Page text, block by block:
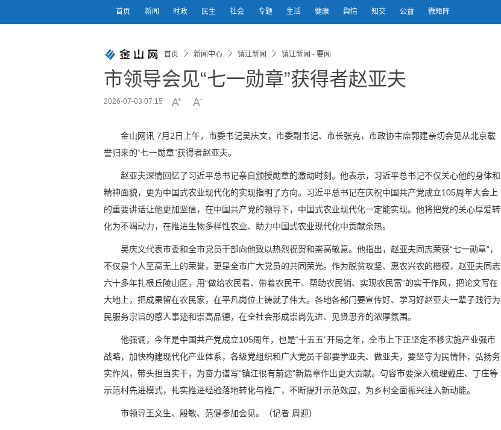
首页 新闻 时政 民生 社会 专题 生活 健康 舆情 知交 公益 微矩阵
首页 新闻中心 镇江新闻 镇江新闻 - 要闻
市领导会见“七一勋章”获得者赵亚夫
2026-07-03 07:15
金山网讯 7月2日上午，市委书记吴庆文，市委副书记、市长张克，市政协主席郭建亲切会见从北京载
誉归来的“七一勋章”获得者赵亚夫。
赵亚夫深情回忆了习近平总书记亲自颁授勋章的激动时刻。他表示，习近平总书记不仅关心他的身体和
精神面貌，更为中国式农业现代化的实现指明了方向。习近平总书记在庆祝中国共产党成立105周年大会上
的重要讲话让他更加坚信，在中国共产党的领导下，中国式农业现代化一定能实现。他将把党的关心厚爱转
化为不竭动力，在推进生物多样性农业、助力中国式农业现代化中贡献余热。
吴庆文代表市委和全市党员干部向他致以热烈祝贺和崇高敬意。他指出，赵亚夫同志荣获“七一勋章”，
不仅是个人至高无上的荣誉，更是全市广大党员的共同荣光。作为脱贫攻坚、惠农兴农的楷模，赵亚夫同志
六十多年扎根丘陵山区，用“做给农民看、带着农民干、帮助农民销、实现农民富”的实干作风，把论文写在
大地上，把成果留在农民家，在平凡岗位上铸就了伟大。各地各部门要宣传好、学习好赵亚夫一辈子践行为
民服务宗旨的感人事迹和崇高品德，在全社会形成崇尚先进、见贤思齐的浓厚氛围。
他强调，今年是中国共产党成立105周年，也是“十五五”开局之年，全市上下正坚定不移实施产业强市
战略，加快构建现代化产业体系，各级党组织和广大党员干部要学亚夫、做亚夫，要坚守为民情怀，弘扬务
实作风，带头担当实干，为奋力谱写“镇江很有前途”新篇章作出更大贡献。句容市要深入梳理戴庄、丁庄等
示范村先进模式，扎实推进经验落地转化与推广，不断提升示范效应，为乡村全面振兴注入新动能。
市领导王文生、殷敏、范健参加会见。 （记者 周迎）